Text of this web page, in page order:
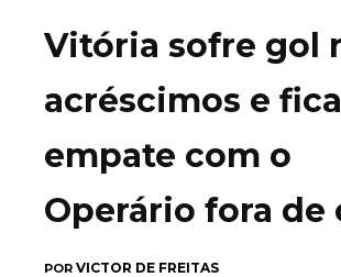
Vitória sofre gol
acréscimos e
empate com o
Operário fora de
POR VICTOR DE FREITAS